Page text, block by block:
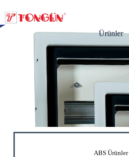
Ürünler
ABS Ürünler